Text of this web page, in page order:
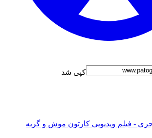
کپی شد
- فیلم ویدیویی کارتون موش و گربه